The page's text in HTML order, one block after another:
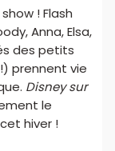
! Flash
Anna, Elsa,
des petits
prennent vie
Disney sur
le
hiver !